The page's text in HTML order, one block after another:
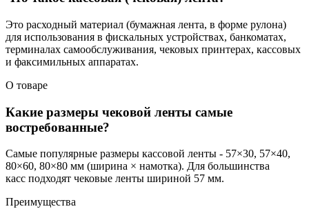
Это расходный материал (бумажная лента, в форме рулона)
для использования в фискальных устройствах, банкоматах,
терминалах самообслуживания, чековых принтерах, кассовых
и факсимильных аппаратах.
О товаре
Какие размеры чековой ленты самые
востребованные?
Самые популярные размеры кассовой ленты - 57×30, 57×40,
80×60, 80×80 мм (ширина × намотка). Для большинства
касс подходят чековые ленты шириной 57 мм.
Преимущества